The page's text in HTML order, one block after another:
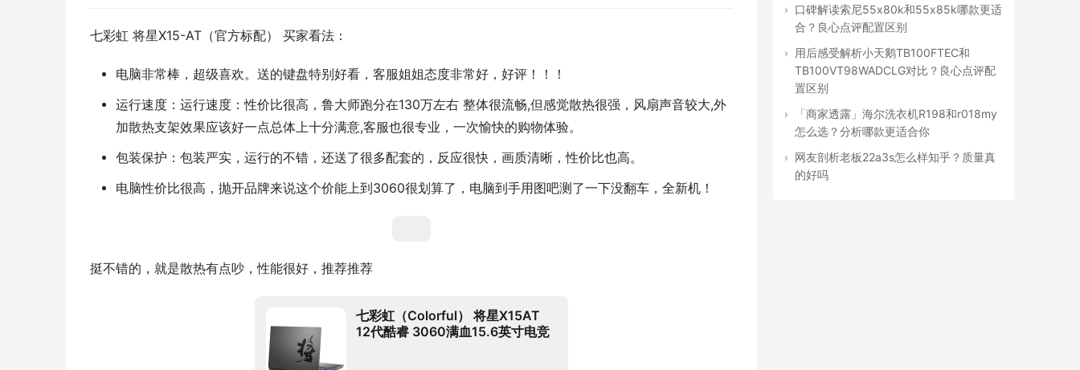
七彩虹 将星X15-AT（官方标配） 买家看法：
电脑非常棒，超级喜欢。送的键盘特别好看，客服姐姐态度非常好，好评！！！
运行速度：运行速度：性价比很高，鲁大师跑分在130万左右 整体很流畅,但感觉散热很强，风扇声音较大,外
加散热支架效果应该好一点总体上十分满意,客服也很专业，一次愉快的购物体验。
包装保护：包装严实，运行的不错，还送了很多配套的，反应很快，画质清晰，性价比也高。
电脑性价比很高，抛开品牌来说这个价能上到3060很划算了，电脑到手用图吧测了一下没翻车，全新机！
挺不错的，就是散热有点吵，性能很好，推荐推荐
七彩虹（Colorful） 将星X15AT
12代酷睿 3060满血15.6英寸电竞
口碑解读索尼55x80k和55x85k哪款更适
合？良心点评配置区别
用后感受解析小天鹅TB100FTEC和
TB100VT98WADCLG对比？良心点评配
置区别
「商家透露」海尔洗衣机R198和r018my
怎么选？分析哪款更适合你
网友剖析老板22a3s怎么样知乎？质量真
的好吗